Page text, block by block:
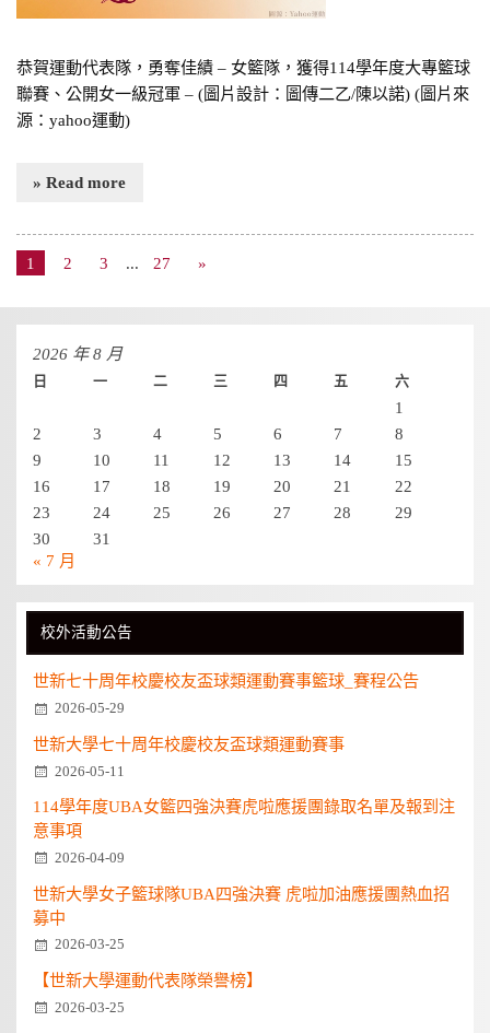
恭賀運動代表隊，勇奪佳績 – 女籃隊，獲得114學年度大專籃球
聯賽、公開女一級冠軍 – (圖片設計：圖傳二乙/陳以諾) (圖片來
源：yahoo運動)
» Read more
1 2 3 ... 27 »
2026 年 8 月
日 一 二 三 四 五 六
1
2
3 4 5 6 7
8
9
10 11 12 13 14
15
16
17 18 19 20 21
22
23
24 25 26 27 28
29
30
31
« 7 月
校外活動公告
世新七十周年校慶校友盃球類運動賽事籃球_賽程公告
2026-05-29
世新大學七十周年校慶校友盃球類運動賽事
2026-05-11
114學年度UBA女籃四強決賽虎啦應援團錄取名單及報到注
意事項
2026-04-09
世新大學女子籃球隊UBA四強決賽 虎啦加油應援團熱血招
募中
2026-03-25
【世新大學運動代表隊榮譽榜】
2026-03-25